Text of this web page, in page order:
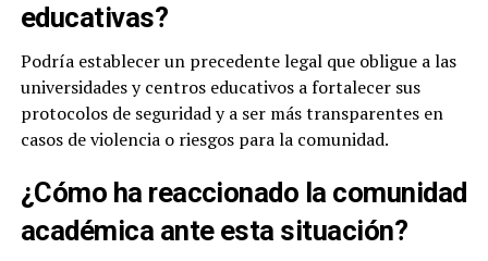
educativas?
Podría establecer un precedente legal que obligue a las
universidades y centros educativos a fortalecer sus
protocolos de seguridad y a ser más transparentes en
casos de violencia o riesgos para la comunidad.
¿Cómo ha reaccionado la comunidad
académica ante esta situación?